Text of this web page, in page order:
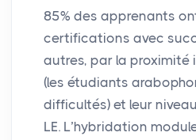
85% des apprenants
certifications avec
autres, par la
(les étudiants
difficultés) et leur
LE. L’hybridation